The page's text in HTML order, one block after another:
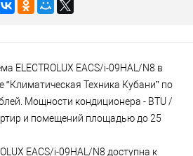
ELECTROLUX EACS/i-09HAL/N8 в
“Климатическая Техника Кубани” по
Мощности кондиционера - BTU /
и помещений площадью до 25
EACS/i-09HAL/N8 доступна к